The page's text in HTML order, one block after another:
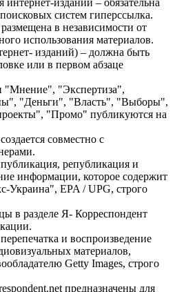
систем гиперссылка.
в независимости от
использования материалов.
изданий) – должна быть
или в первом абзаце
"Мнение", "Экспертиза",
"Деньги", "Власть", "Выборы",
"Промо" публикуются на
совместно с
републикация и
информации, которое содержит
Украина", EPA / UPG, строго
в разделе Я- Корреспондент
и воспроизведение
материалов,
Getty Images, строго
предназначены для